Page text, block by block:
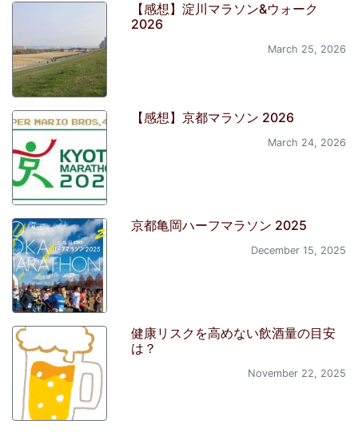
【感想】淀川マラソン&ウォーク
2026
March 25, 2026
【感想】京都マラソン 2026
March 24, 2026
京都亀岡ハーフマラソン 2025
December 15, 2025
健康リスクを高めない飲酒量の目安
は？
November 22, 2025